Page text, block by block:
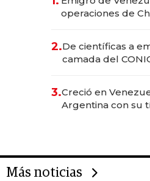
operaciones de
2.De científicas a
camada del
3.Creció en
Argentina con su
Más noticias